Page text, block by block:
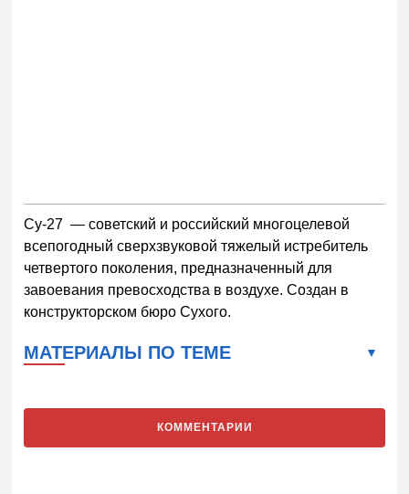
Су-27 — советский и российский многоцелевой
всепогодный сверхзвуковой тяжелый истребитель
четвертого поколения, предназначенный для
завоевания превосходства в воздухе. Создан в
конструкторском бюро Сухого.
МАТЕРИАЛЫ ПО ТЕМЕ
КОММЕНТАРИИ